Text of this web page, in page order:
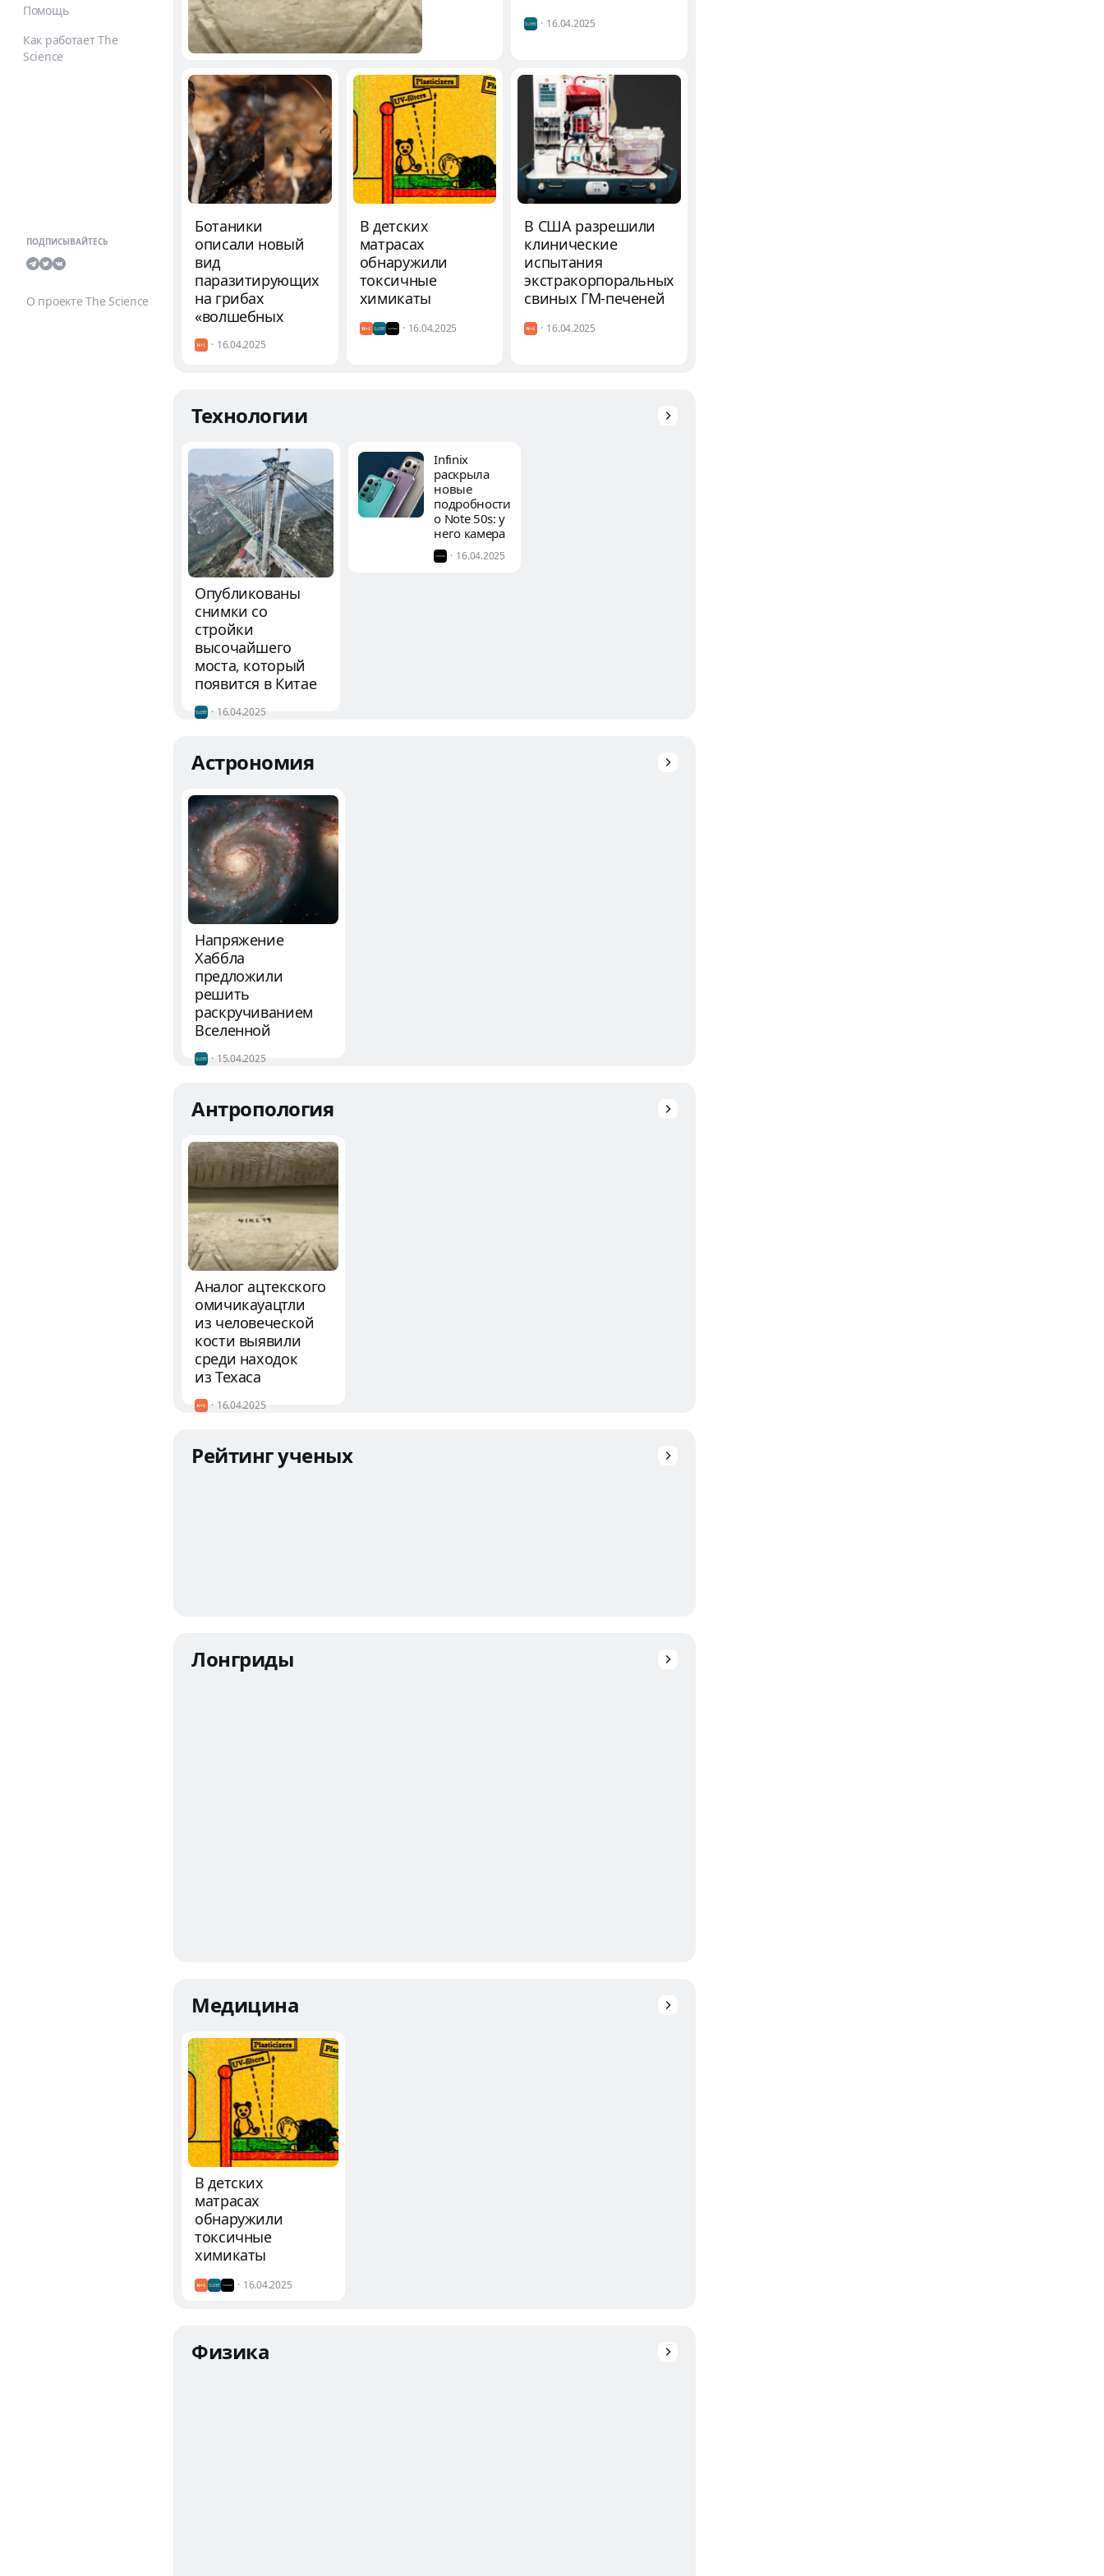
Помощь
Как работает The
Science
ПОДПИСЫВАЙТЕСЬ
О проекте The Science
1528 годам нашей
эры. Он подтвердил,
что предметы
представляют собой
обработанные
человеческие кости,
среди которых
изделие. Внешне
оно напоминает
ритуальный
ацтекский идиофон,
омичикауацтли. Об
16.04.2025
Ботаники
описали новый
вид
паразитирующих
на грибах
«волшебных
фонариков»
с Малайского
16.04.2025
В детских
матрасах
обнаружили
токсичные
химикаты
16.04.2025
В США разрешили
клинические
испытания
экстракорпоральных
свиных ГМ-печеней
16.04.2025
Технологии
Опубликованы
снимки со
стройки
высочайшего
моста, который
появится в Китае
16.04.2025
Infinix
раскрыла
новые
подробности
о Note 50s: у
него камера
Sony и экран
144 Гц16.04.2025
Астрономия
Напряжение
Хаббла
предложили
решить
раскручиванием
Вселенной
15.04.2025
Антропология
Аналог ацтекского
омичикауацтли
из человеческой
кости выявили
среди находок
из Техаса
16.04.2025
Рейтинг ученых
Лонгриды
Медицина
В детских
матрасах
обнаружили
токсичные
химикаты
16.04.2025
Физика